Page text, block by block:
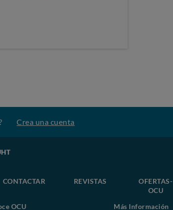
Crea una cuenta
CONTACTAR REVISTAS
OFERTAS-
OCU
OCU Más Información